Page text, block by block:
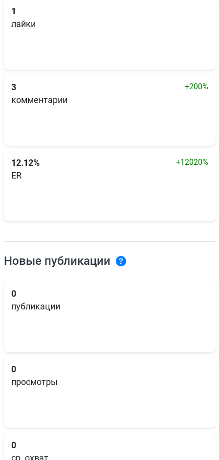
1
лайки
3 +200%
комментарии
12.12% +12020%
ER
Новые публикации
0
публикации
0
просмотры
0
ср. охват